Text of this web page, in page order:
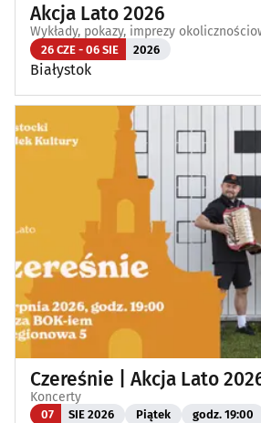
Akcja Lato 2026
Wykłady, pokazy, imprezy
26 CZE - 06 SIE 2026
Białystok
Czereśnie | Akcja Lato
Koncerty
07 SIE 2026 Piątek godz. 19:00